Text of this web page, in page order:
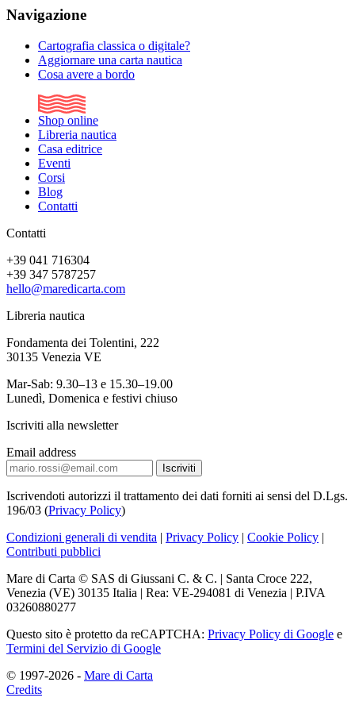
Navigazione
Cartografia classica o digitale?
Aggiornare una carta nautica
Cosa avere a bordo
Shop online
Libreria nautica
Casa editrice
Eventi
Corsi
Blog
Contatti
Contatti
+39 041 716304
+39 347 5787257
hello@maredicarta.com
Libreria nautica
Fondamenta dei Tolentini, 222
30135 Venezia VE
Mar-Sab: 9.30–13 e 15.30–19.00
Lunedì, Domenica e festivi chiuso
Iscriviti alla newsletter
Email address
Iscrivendoti autorizzi il trattamento dei dati forniti ai sensi del D.Lgs.
196/03 (Privacy Policy)
Condizioni generali di vendita | Privacy Policy | Cookie Policy |
Contributi pubblici
Mare di Carta © SAS di Giussani C. & C. | Santa Croce 222,
Venezia (VE) 30135 Italia | Rea: VE-294081 di Venezia | P.IVA
03260880277
Questo sito è protetto da reCAPTCHA: Privacy Policy di Google e
Termini del Servizio di Google
© 1997-2026 - Mare di Carta
Credits